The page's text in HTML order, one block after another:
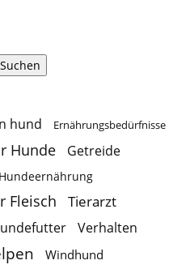
Suchen
hund Ernährungsbedürfnisse
Hunde Getreide
Hundeernährung
Fleisch
Tierarzt
Verhalten
Windhund